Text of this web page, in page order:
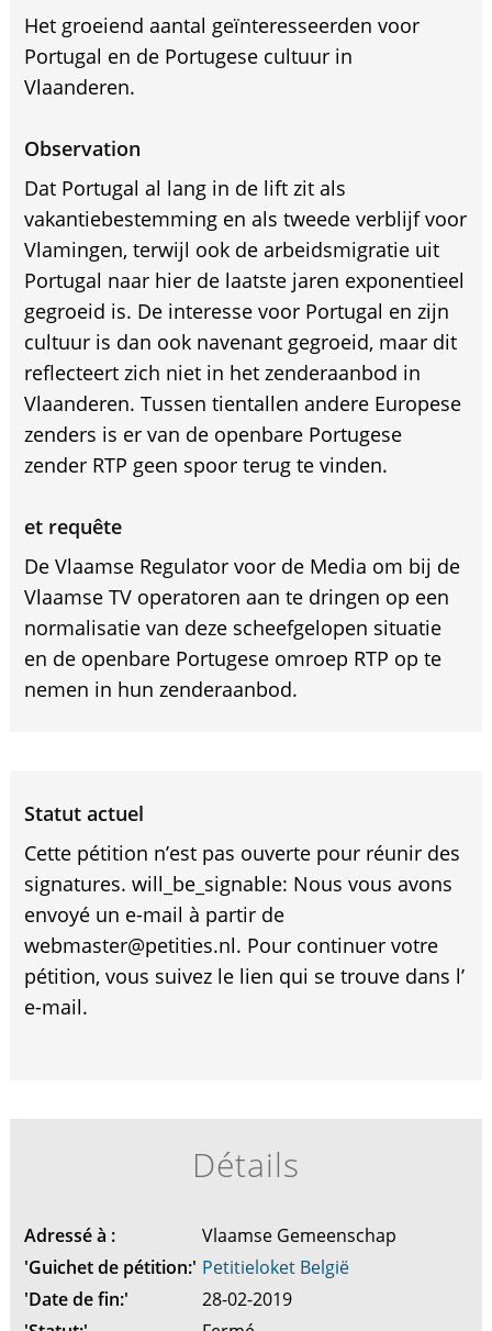
Het groeiend aantal geïnteresseerden voor
Portugal en de Portugese cultuur in
Vlaanderen.
Observation
Dat Portugal al lang in de lift zit als
vakantiebestemming en als tweede verblijf voor
Vlamingen, terwijl ook de arbeidsmigratie uit
Portugal naar hier de laatste jaren exponentieel
gegroeid is. De interesse voor Portugal en zijn
cultuur is dan ook navenant gegroeid, maar dit
reflecteert zich niet in het zenderaanbod in
Vlaanderen. Tussen tientallen andere Europese
zenders is er van de openbare Portugese
zender RTP geen spoor terug te vinden.
et requête
De Vlaamse Regulator voor de Media om bij de
Vlaamse TV operatoren aan te dringen op een
normalisatie van deze scheefgelopen situatie
en de openbare Portugese omroep RTP op te
nemen in hun zenderaanbod.
Statut actuel
Cette pétition n’est pas ouverte pour réunir des
signatures. will_be_signable: Nous vous avons
envoyé un e-mail à partir de
webmaster@petities.nl. Pour continuer votre
pétition, vous suivez le lien qui se trouve dans l’
e-mail.
Détails
Adressé à :
Vlaamse Gemeenschap
'Guichet de pétition:' Petitieloket België
'Date de fin:'
28-02-2019